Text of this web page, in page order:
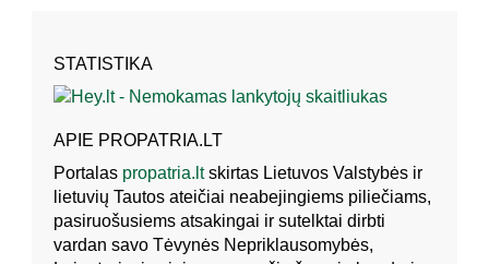
STATISTIKA
APIE PROPATRIA.LT
Portalas propatria.ltskirtas Lietuvos Valstybės ir
lietuvių Tautos ateičiai neabejingiems piliečiams,
pasiruošusiems atsakingai ir sutelktai dirbti
vardan savo Tėvynės Nepriklausomybės,